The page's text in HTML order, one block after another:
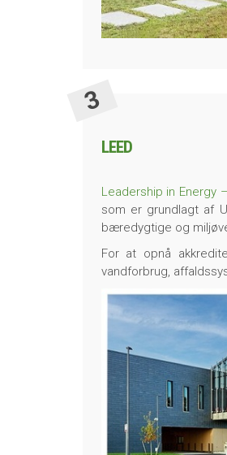
LEED
Leadership in Energy
som er grundlagt af
bæredygtige og
For at opnå
vandforbrug,